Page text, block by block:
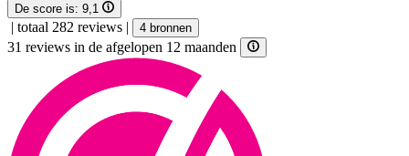
De score is: 9,1
| totaal 282 reviews | 4 bronnen
31 reviews in de afgelopen 12 maanden